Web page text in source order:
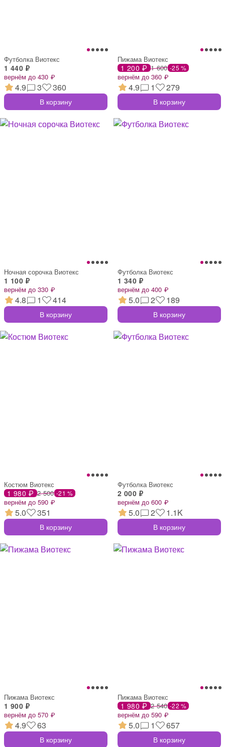
Футболка Виотекс
1 440 ₽
вернём до 430 ₽
4.9 3 360
В корзину
Пижама Виотекс
1 200 ₽ 1 600 -25 %
вернём до 360 ₽
4.9 1 279
В корзину
Ночная сорочка Виотекс
1 100 ₽
вернём до 330 ₽
4.8 1 414
В корзину
Футболка Виотекс
1 340 ₽
вернём до 400 ₽
5.0 2 189
В корзину
Костюм Виотекс
1 980 ₽ 2 500 -21 %
вернём до 590 ₽
5.0 351
В корзину
Футболка Виотекс
2 000 ₽
вернём до 600 ₽
5.0 2 1.1K
В корзину
Пижама Виотекс
1 900 ₽
вернём до 570 ₽
4.9 63
В корзину
Пижама Виотекс
1 980 ₽ 2 540 -22 %
вернём до 590 ₽
5.0 1 657
В корзину